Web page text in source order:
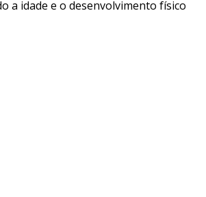
a idade e o desenvolvimento físico